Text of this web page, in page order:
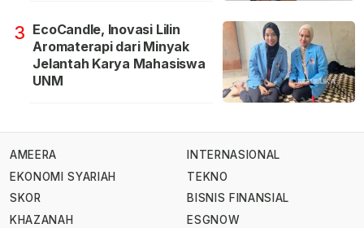
3 EcoCandle, Inovasi Lilin
Aromaterapi dari Minyak
Jelantah Karya Mahasiswa
UNM
AMEERA
EKONOMI SYARIAH
SKOR
KHAZANAH
INTERNASIONAL
TEKNO
BISNIS FINANSIAL
ESGNOW